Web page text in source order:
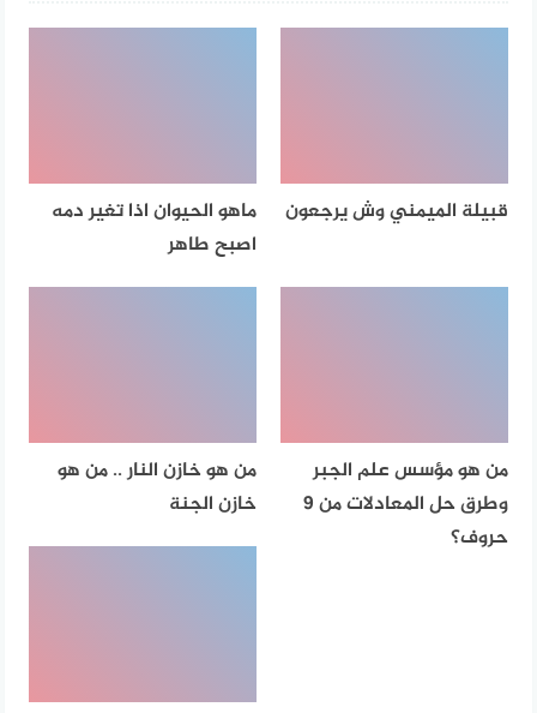
قبيلة الميمني وش يرجعون
ماهو الحيوان اذا تغير دمه
اصبح طاهر
من هو مؤسس علم الجبر
وطرق حل المعادلات من 9
حروف؟
من هو خازن النار .. من هو
خازن الجنة